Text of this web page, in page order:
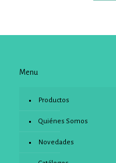
Menu
Productos
Quiénes Somos
Novedades